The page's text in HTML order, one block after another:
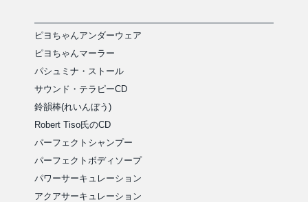
ピヨちゃんアンダーウェア
ピヨちゃんマーラー
パシュミナ・ストール
サウンド・テラピーCD
鈴韻棒(れいんぼう)
Robert Tiso氏のCD
パーフェクトシャンプー
パーフェクトボディソープ
パワーサーキュレーション
アクアサーキュレーション